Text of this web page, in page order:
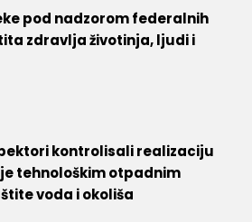
pod nadzorom federalnih
zdravlja životinja, ljudi i
kontrolisali realizaciju
tehnološkim otpadnim
voda i okoliša